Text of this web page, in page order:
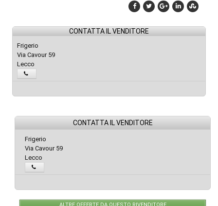
CONTATTA IL VENDITORE
Frigerio
Via Cavour 59
Lecco
CONTATTA IL VENDITORE
Frigerio
Via Cavour 59
Lecco
ALTRE OFFERTE DA QUESTO RIVENDITORE